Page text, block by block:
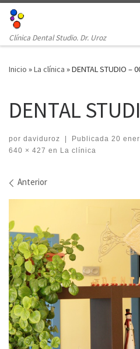
Clínica Dental Studio. Dr. Uroz
Inicio »La clínica »DENTAL STUDIO –
DENTAL
por daviduroz | Publicada 20
640 × 427 en La clínica
Navegación de
Anterior